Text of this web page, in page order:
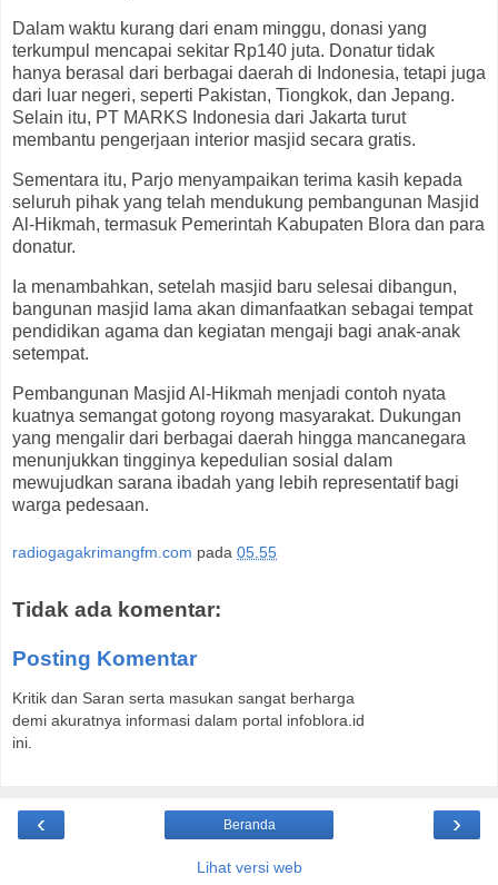
Dalam waktu kurang dari enam minggu, donasi yang
terkumpul mencapai sekitar Rp140 juta. Donatur tidak
hanya berasal dari berbagai daerah di Indonesia, tetapi juga
dari luar negeri, seperti Pakistan, Tiongkok, dan Jepang.
Selain itu, PT MARKS Indonesia dari Jakarta turut
membantu pengerjaan interior masjid secara gratis.
Sementara itu, Parjo menyampaikan terima kasih kepada
seluruh pihak yang telah mendukung pembangunan Masjid
Al-Hikmah, termasuk Pemerintah Kabupaten Blora dan para
donatur.
Ia menambahkan, setelah masjid baru selesai dibangun,
bangunan masjid lama akan dimanfaatkan sebagai tempat
pendidikan agama dan kegiatan mengaji bagi anak-anak
setempat.
Pembangunan Masjid Al-Hikmah menjadi contoh nyata
kuatnya semangat gotong royong masyarakat. Dukungan
yang mengalir dari berbagai daerah hingga mancanegara
menunjukkan tingginya kepedulian sosial dalam
mewujudkan sarana ibadah yang lebih representatif bagi
warga pedesaan.
radiogagakrimangfm.com pada 05.55
Tidak ada komentar:
Posting Komentar
Kritik dan Saran serta masukan sangat berharga
demi akuratnya informasi dalam portal infoblora.id
ini.
‹ ›
Beranda
Lihat versi web